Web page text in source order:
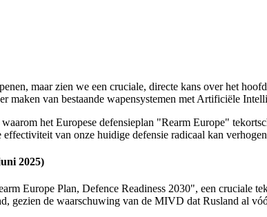
maar zien we een cruciale, directe kans over het
maken van bestaande wapensystemen met Artificiële
het Europese defensieplan "Rearm Europe"
van onze huidige defensie radicaal kan
2025)
Europe Plan, Defence Readiness 2030", een cruciale
gezien de waarschuwing van de MIVD dat Rusland al